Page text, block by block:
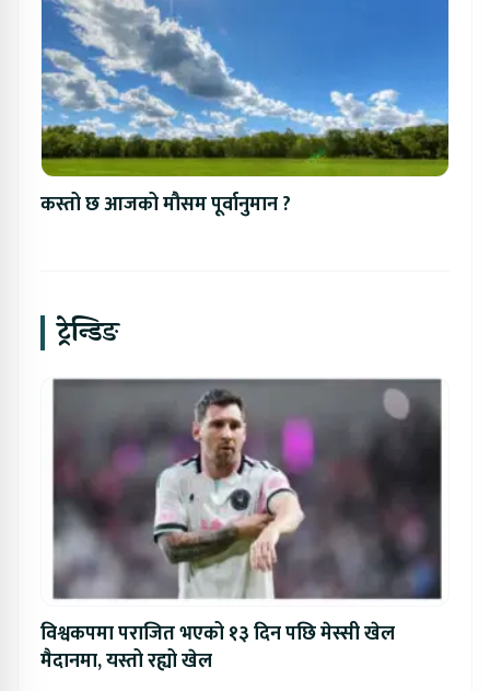
कस्तो छ आजको मौसम पूर्वानुमान ?
ट्रेन्डिङ
विश्वकपमा पराजित भएको १३ दिन पछि मेस्सी खेल
मैदानमा, यस्तो रह्यो खेल